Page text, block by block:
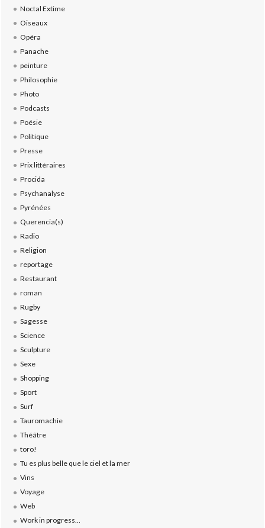
Noctal Extime
Oiseaux
Opéra
Panache
peinture
Philosophie
Photo
Podcasts
Poésie
Politique
Presse
Prix littéraires
Procida
Psychanalyse
Pyrénées
Querencia(s)
Radio
Religion
reportage
Restaurant
roman
Rugby
Sagesse
Science
Sculpture
Sexe
Shopping
Sport
Surf
Tauromachie
Théâtre
toro!
Tu es plus belle que le ciel et la mer
Vins
Voyage
Web
Work in progress...